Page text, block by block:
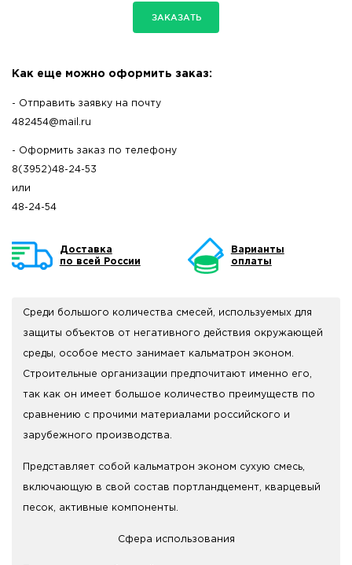
ЗАКАЗАТЬ
Как еще можно оформить заказ:
- Отправить заявку на почту
482454@mail.ru
- Оформить заказ по телефону
8(3952)48-24-53
или
48-24-54
Доставка
по всей России
Варианты
оплаты
Среди большого количества смесей, используемых для
защиты объектов от негативного действия окружающей
среды, особое место занимает кальматрон эконом.
Строительные организации предпочитают именно его,
так как он имеет большое количество преимуществ по
сравнению с прочими материалами российского и
зарубежного производства.
Представляет собой кальматрон эконом сухую смесь,
включающую в свой состав портландцемент, кварцевый
песок, активные компоненты.
Сфера использования